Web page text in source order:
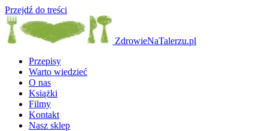
Przejdź do treści
ZdrowieNaTalerzu.pl
Przepisy
Warto wiedzieć
O nas
Książki
Filmy
Kontakt
Nasz sklep